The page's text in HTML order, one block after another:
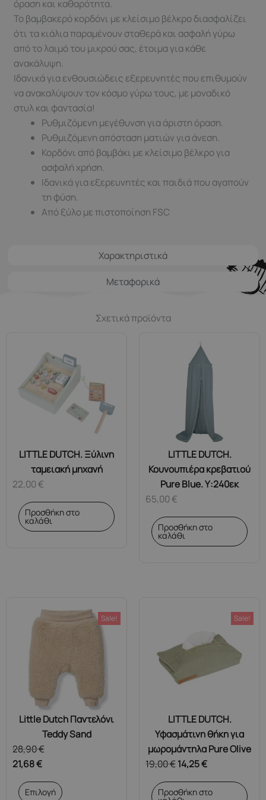
Χαρακτηριστικά
Μεταφορικά
όραση και καθαρότητα.
Το βαμβακερό κορδόνι με κλείσιμο βέλκρο διασφαλίζει
ότι τα κιάλια παραμένουν σταθερά και ασφαλή γύρω
από το λαιμό του μικρού σας, έτοιμα για κάθε
ανακάλυψη.
Ιδανικά για ενθουσιώδεις εξερευνητές που επιθυμούν
να ανακαλύψουν τον κόσμο γύρω τους, με μοναδικό
στυλ και φαντασία!
Ρυθμιζόμενη μεγέθυνση για άριστη όραση.
Ρυθμιζόμενη απόσταση ματιών για άνεση.
Κορδόνι από βαμβάκι με κλείσιμο βέλκρο για
ασφαλή χρήση.
Ιδανικά για εξερευνητές και παιδιά που αγαπούν
τη φύση.
Από ξύλο με πιστοποίηση FSC
Σχετικά προϊόντα
LITTLE DUTCH. Ξύλινη
ταμειακή μηχανή
22,00€
Προσθήκη στο
καλάθι
LITTLE DUTCH.
Κουνουπιέρα κρεβατιού
Pure Blue. Υ:240εκ
65,00€
Προσθήκη στο
καλάθι
Sale!
Little Dutch Παντελόνι
Teddy Sand
28,90€
21,68€
Επιλογή
Sale!
LITTLE DUTCH.
Υφασμάτινη θήκη για
μωρομάντηλα Pure Olive
19,00€14,25€
Προσθήκη στο